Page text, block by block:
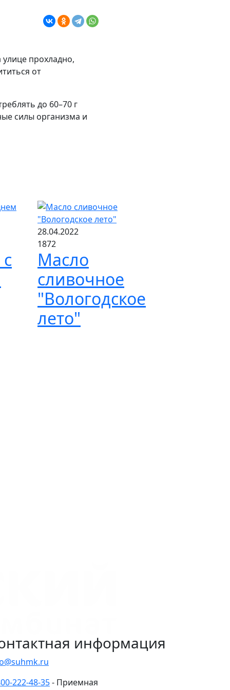
прохладно,
от
до 60–70 г
силы организма и
28.04.2022
1872
Масло
сливочное
"Вологодское
лето"
информация
222-48-35- Приемная